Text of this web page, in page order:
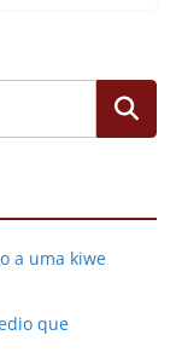
a uma kiwe
que